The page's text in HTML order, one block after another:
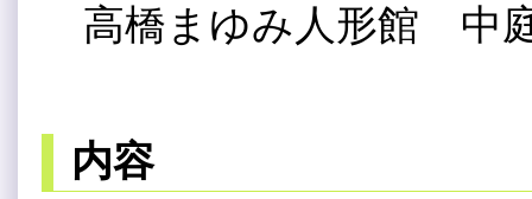
高橋まゆみ人形館 中
内容